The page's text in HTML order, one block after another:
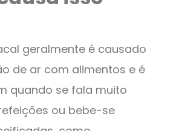
geralmente é causado
de ar com alimentos e é
quando se fala muito
ou bebe-se